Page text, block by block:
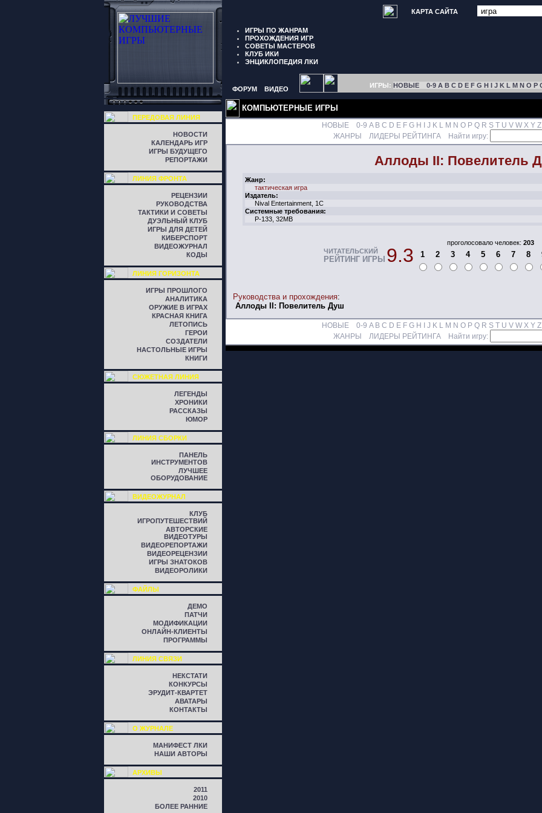
КАРТА САЙТА
ИГРЫ ПО ЖАНРАМ
ПРОХОЖДЕНИЯ ИГР
СОВЕТЫ МАСТЕРОВ
КЛУБ ИКИ
ЭНЦИКЛОПЕДИЯ ЛКИ
ФОРУМ ВИДЕО ИГРЫ: НОВЫЕ 0-9 A B C D E F G H I J K L M N O P
ПЕРЕДОВАЯ ЛИНИЯ
НОВОСТИ
КАЛЕНДАРЬ ИГР
ИГРЫ БУДУЩЕГО
РЕПОРТАЖИ
ЛИНИЯ ФРОНТА
РЕЦЕНЗИИ
РУКОВОДСТВА
ТАКТИКИ И СОВЕТЫ
ДУЭЛЬНЫЙ КЛУБ
ИГРЫ ДЛЯ ДЕТЕЙ
КИБЕРСПОРТ
ВИДЕОЖУРНАЛ
КОДЫ
ЛИНИЯ ГОРИЗОНТА
ИГРЫ ПРОШЛОГО
АНАЛИТИКА
ОРУЖИЕ В ИГРАХ
КРАСНАЯ КНИГА
ЛЕТОПИСЬ
ГЕРОИ
СОЗДАТЕЛИ
НАСТОЛЬНЫЕ ИГРЫ
КНИГИ
СЮЖЕТНАЯ ЛИНИЯ
ЛЕГЕНДЫ
ХРОНИКИ
РАССКАЗЫ
ЮМОР
ЛИНИЯ СБОРКИ
ПАНЕЛЬ
ИНСТРУМЕНТОВ
ЛУЧШЕЕ
ОБОРУДОВАНИЕ
ВИДЕОЖУРНАЛ
КЛУБ
ИГРОПУТЕШЕСТВИЙ
АВТОРСКИЕ
ВИДЕОТУРЫ
ВИДЕОРЕПОРТАЖИ
ВИДЕОРЕЦЕНЗИИ
ИГРЫ ЗНАТОКОВ
ВИДЕОРОЛИКИ
ФАЙЛЫ
ДЕМО
ПАТЧИ
МОДИФИКАЦИИ
ОНЛАЙН-КЛИЕНТЫ
ПРОГРАММЫ
ЛИНИЯ СВЯЗИ
НЕКСТАТИ
КОНКУРСЫ
ЭРУДИТ-КВАРТЕТ
АВАТАРЫ
КОНТАКТЫ
О ЖУРНАЛЕ
МАНИФЕСТ ЛКИ
НАШИ АВТОРЫ
АРХИВЫ
2011
2010
БОЛЕЕ РАННИЕ
КОМПЬЮТЕРНЫЕ ИГРЫ
НОВЫЕ 0-9 A B C D E F G H J K L M N O P Q R S T U V W X Y Z
ЖАНРЫ
ЛИДЕРЫ РЕЙТИНГАНайти игру:
Аллоды II: Повелитель
Жанр:
тактическая игра
Издатель:
Nival Entertainment, 1С
Системные требования:
P-133, 32MB
ЧИТАТЕЛЬСКИЙ
РЕЙТИНГ ИГРЫ 9.3
проголосовало человек: 203
1 2 3 4 5 6 7 8
Руководства и прохождения:
Аллоды II: Повелитель Душ
НОВЫЕ 0-9 A B C D E F G H J K L M N O P Q R S T U V W X Y Z
ЖАНРЫ
ЛИДЕРЫ РЕЙТИНГАНайти игру: